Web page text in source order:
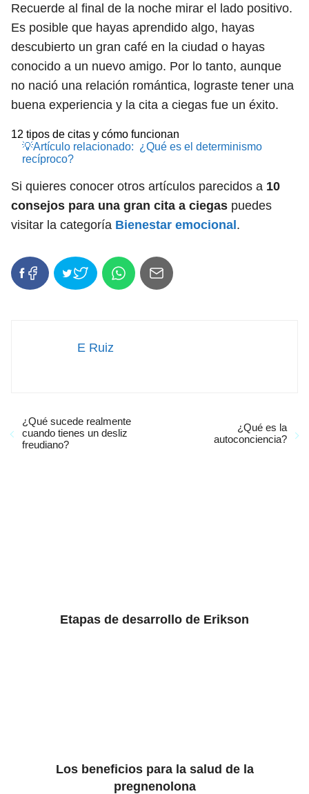
Recuerde al final de la noche mirar el lado positivo.
Es posible que hayas aprendido algo, hayas
descubierto un gran café en la ciudad o hayas
conocido a un nuevo amigo. Por lo tanto, aunque
no nació una relación romántica, lograste tener una
buena experiencia y la cita a ciegas fue un éxito.
12 tipos de citas y cómo funcionan
💡Artículo relacionado: ¿Qué es el determinismo
recíproco?
Si quieres conocer otros artículos parecidos a 10
consejos para una gran cita a ciegas puedes
visitar la categoría Bienestar emocional .
E Ruiz
¿Qué sucede realmente
cuando tienes un desliz
freudiano?
¿Qué es la
autoconciencia?
Etapas de desarrollo de Erikson
Los beneficios para la salud de la
pregnenolona